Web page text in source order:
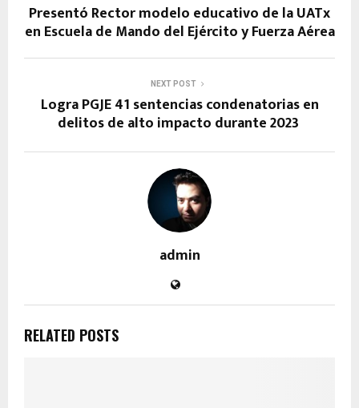
Presentó Rector modelo educativo de la UATx
en Escuela de Mando del Ejército y Fuerza Aérea
NEXT POST
Logra PGJE 41 sentencias condenatorias en
delitos de alto impacto durante 2023
admin
RELATED POSTS